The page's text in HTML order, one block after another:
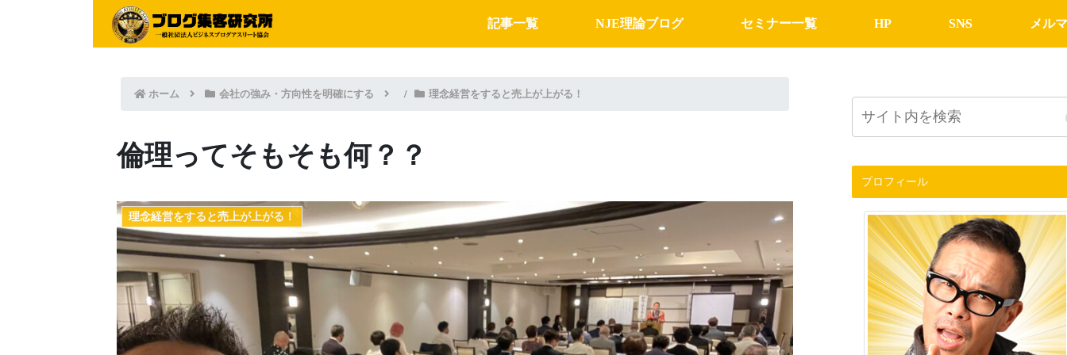
記事一覧 NJE理論ブログ セミナー一覧 HP SNS メル
ホーム 会社の強み・方向性を明確にする 理念経営をすると売上が上がる！
倫理ってそもそも何？？
理念経営をすると売上が上がる！
プロフィール